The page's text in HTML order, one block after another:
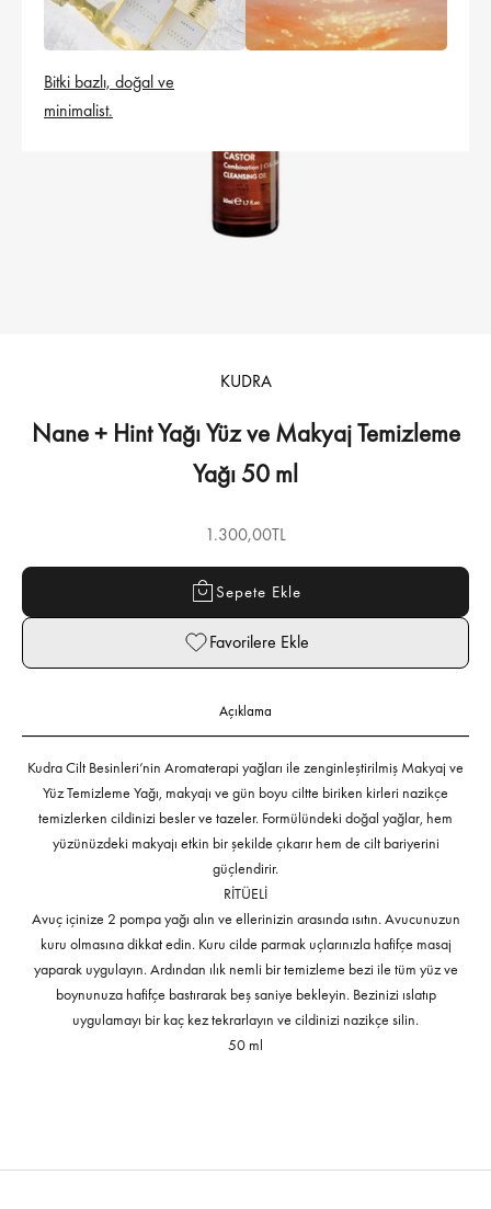
Bitki bazlı, doğal ve
minimalist.
KUDRA
Nane + Hint Yağı Yüz ve Makyaj Temizleme
Yağı 50 ml
İndirimli fiyat
1.300,00TL
Sepete Ekle
Favorilere Ekle
Açıklama
Kudra Cilt Besinleri’nin Aromaterapi yağları ile zenginleştirilmiş Makyaj ve
Yüz Temizleme Yağı, makyajı ve gün boyu ciltte biriken kirleri nazikçe
temizlerken cildinizi besler ve tazeler. Formülündeki doğal yağlar, hem
yüzünüzdeki makyajı etkin bir şekilde çıkarır hem de cilt bariyerini
güçlendirir.
RİTÜELİ
Avuç içinize 2 pompa yağı alın ve ellerinizin arasında ısıtın. Avucunuzun
kuru olmasına dikkat edin. Kuru cilde parmak uçlarınızla hafifçe masaj
yaparak uygulayın. Ardından ılık nemli bir temizleme bezi ile tüm yüz ve
boynunuza hafifçe bastırarak beş saniye bekleyin. Bezinizi ıslatıp
uygulamayı bir kaç kez tekrarlayın ve cildinizi nazikçe silin.
50 ml